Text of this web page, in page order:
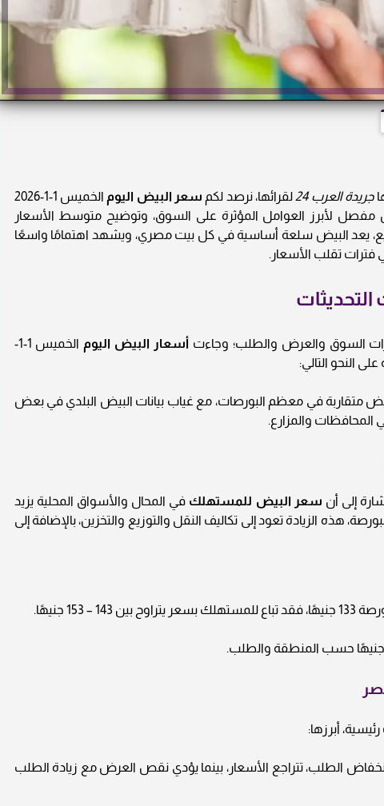
جريدة العرب 24 لقرائها، نرصد لكم سعر البيض اليوم
الخميس 1-1-2026
لأبرز العوامل المؤثرة على السوق، وتوضيح متوسط الأسعار
يعد البيض سلعة أساسية في كل بيت مصري، ويشهد اهتمامًا واسعًا
فترات تقلب الأسعار.
السوق والعرض والطلب؛ وجاءت أسعار البيض اليوم
الخميس 1-1-
متقاربة في معظم البورصات، مع غياب بيانات البيض البلدي في بعض
والمزارع.
إلى أن سعر البيض للمستهلك في المحال والأسواق المحلية يزيد
10 و20 جنيهًا عن سعر البورصة، هذه الزيادة تعود إلى تكاليف النقل والتوزيع والتخزين، بالإضافة إلى
153 جنيهًا.
أبرزها:
الطلب، تتراجع الأسعار، بينما يؤدي نقص العرض مع زيادة الطلب